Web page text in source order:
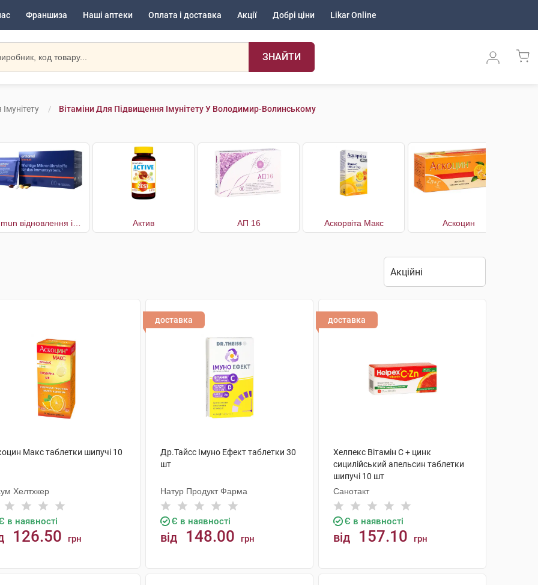
Франшиза Наші аптеки Оплата і доставка Акції Добрі ціни Likar Online
ЗНАЙТИ
Вітаміни Для Підвищення Імунітету У Володимир-Волинському
Актив АП 16 Аскорвіта Макс Аскоцин
Макс таблетки шипучі 10
Хелтхкер
в наявності
126.50 грн
доставка
Др.Тайсс Імуно Ефект таблетки 30
шт
Натур Продукт Фарма
Є в наявності
від 148.00 грн
доставка
Хелпекс Вітамін С + цинк
сицилійський апельсин таблетки
шипучі 10 шт
Санотакт
Є в наявності
від 157.10 грн